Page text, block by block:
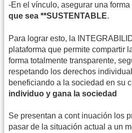
-En el vínculo, asegurar una forma
que sea **SUSTENTABLE.
Para lograr esto, la
plataforma que permite compartir
forma totalmente transparente,
respetando los derechos
beneficiando a la sociedad en su
individuo y gana la sociedad
Se presentan a cont inuación los
pasar de la situación actual a un